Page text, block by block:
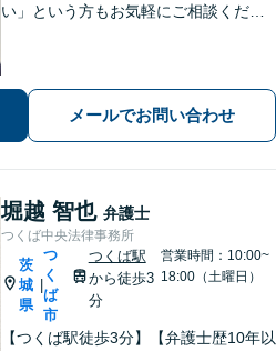
い」という方もお気軽にご相談くださ
メールでお問い合わせ
堀越 智也 弁護士
つくば中央法律事務所
茨
城
県
つ
く
ば
市
つくば駅
から徒歩3
分
営業時間：10:00~
18:00（土曜日）
【つくば駅徒歩3分】【弁護士歴10年以